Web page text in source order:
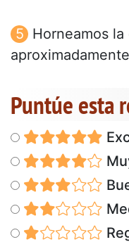
Horneamos
Puntúe esta